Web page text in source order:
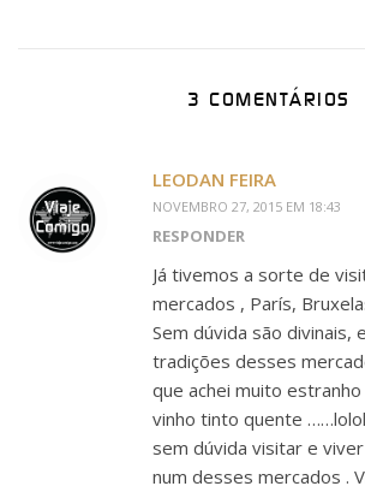
3 COMENTÁRIOS
LEODAN FEIRA
NOVEMBRO 27, 2015 EM 18:43
RESPONDER
Já tivemos a sorte de
mercados , París,
Sem dúvida são divinais,
tradições desses
que achei muito
vinho tinto quente
sem dúvida visitar e
num desses mercados .